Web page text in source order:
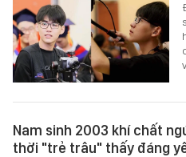
Nam sinh 2003 khí chất
thời "trẻ trâu" thấy đáng